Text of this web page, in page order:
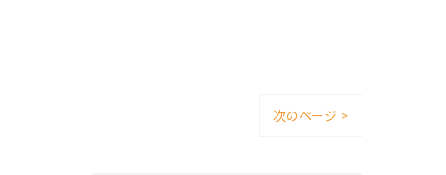
次のページ >